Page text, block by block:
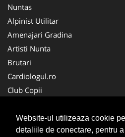
Website-ul utilizeaza cookie
detaliile de conectare, pentru
Nuntas
Alpinist Utilitar
Amenajari Gradina
Artisti Nunta
Brutari
Cardiologul.ro
Club Copii
Ambalaje Romania
Cabinet-Individual.ro